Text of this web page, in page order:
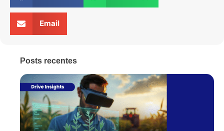
Email
Posts recentes